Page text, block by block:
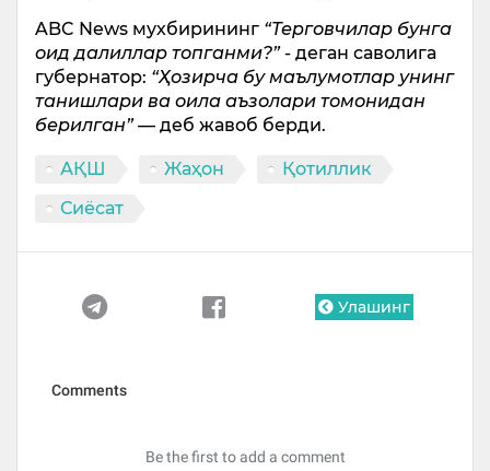
ABC News мухбирининг “Терговчилар бунга
оид далиллар топганми?”- деган саволига
губернатор: “Ҳозирча бу маълумотлар унинг
танишлари ва оила аъзолари томонидан
берилган”— деб жавоб берди.
АҚШ Жаҳон
Қотиллик
Сиёсат
Улашинг